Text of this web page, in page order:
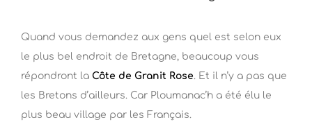
Quand vous demandez aux gens quel est selon eux
le plus bel endroit de Bretagne, beaucoup vous
répondront la Côte de Granit Rose. Et il n’y a pas que
les Bretons d’ailleurs. Car Ploumanac’h a été élu le
plus beau village par les Français.